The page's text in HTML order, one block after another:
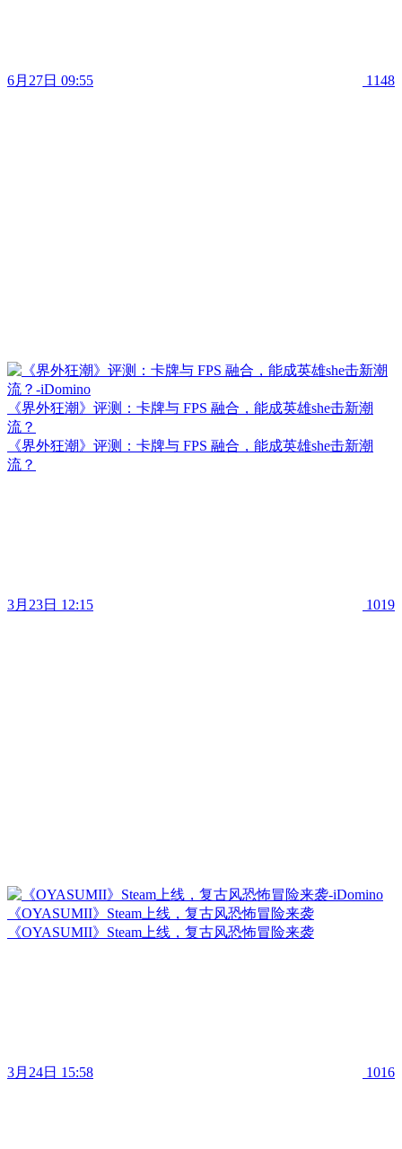
6月27日 09:55 1148
《界外狂潮》评测：卡牌与 FPS 融合，能成英雄she击新潮
流？
《界外狂潮》评测：卡牌与 FPS 融合，能成英雄she击新潮
流？
3月23日 12:15 1019
《OYASUMII》Steam上线，复古风恐怖冒险来袭
《OYASUMII》Steam上线，复古风恐怖冒险来袭
3月24日 15:58 1016